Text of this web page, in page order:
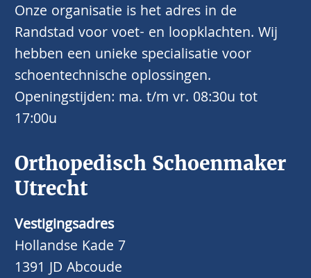
Orthopedisch Schoenmaker
Utrecht
Vestigingsadres
Hollandse Kade 7
1391 JD Abcoude
Onze organisatie is het adres in de
Randstad voor voet- en loopklachten. Wij
hebben een unieke specialisatie voor
schoentechnische oplossingen.
Openingstijden: ma. t/m vr. 08:30u tot
17:00u